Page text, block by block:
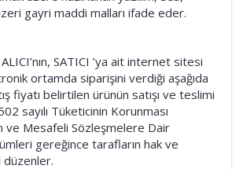
gayri maddi malları ifade eder.
SATICI ’ya ait internet sitesi
ortamda siparişini verdiği aşağıda
fiyatı belirtilen ürünün satışı ve teslimi
sayılı Tüketicinin Korunması
ve Mesafeli Sözleşmelere Dair
gereğince tarafların hak ve
düzenler.